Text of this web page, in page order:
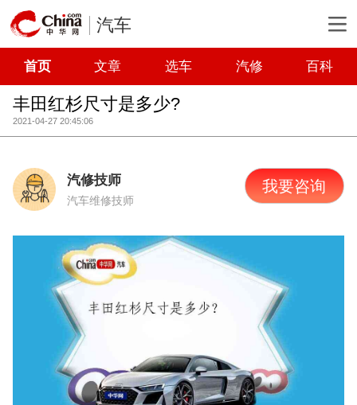
汽车
首页 文章 选车 汽修 百科
丰田红杉尺寸是多少?
2021-04-27 20:45:06
汽修技师
汽车维修技师
我要咨询